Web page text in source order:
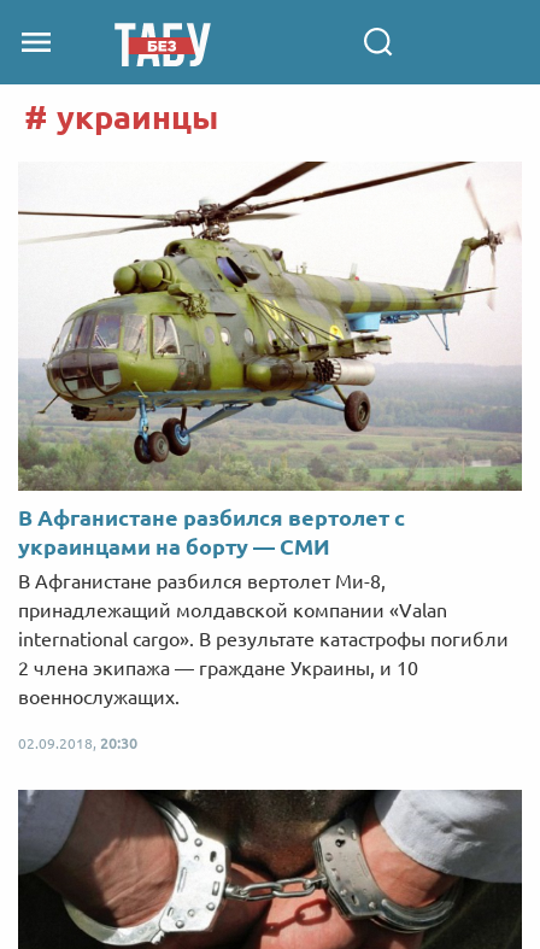
украинцы
В Афганистане разбился вертолет с
украинцами на борту — СМИ
В Афганистане разбился вертолет Ми-8,
принадлежащий молдавской компании «Valan
international cargo». В результате катастрофы погибли
2 члена экипажа — граждане Украины, и 10
военнослужащих.
02.09.2018, 20:30